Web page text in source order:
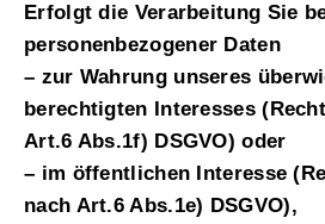
Erfolgt die Verarbeitung Sie
personenbezogener Daten
– zur Wahrung unseres
berechtigten Interesses
Art.6 Abs.1f) DSGVO) oder
– im öffentlichen Interesse
nach Art.6 Abs.1e) DSGVO),